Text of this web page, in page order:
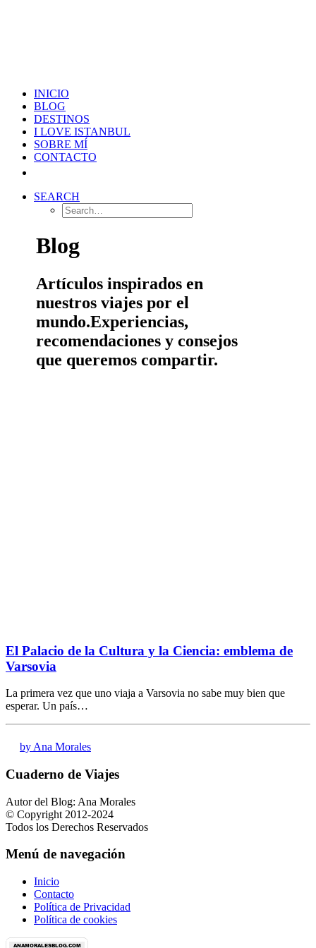
INICIO
BLOG
DESTINOS
I LOVE ISTANBUL
SOBRE MÍ
CONTACTO
SEARCH
Blog
Artículos inspirados en
nuestros viajes por el
mundo.Experiencias,
recomendaciones y consejos
que queremos compartir.
El Palacio de la Cultura y la Ciencia: emblema de
Varsovia
La primera vez que uno viaja a Varsovia no sabe muy bien que
esperar. Un país…
by Ana Morales
Cuaderno de Viajes
Autor del Blog: Ana Morales
© Copyright 2012-2024
Todos los Derechos Reservados
Menú de navegación
Inicio
Contacto
Política de Privacidad
Política de cookies